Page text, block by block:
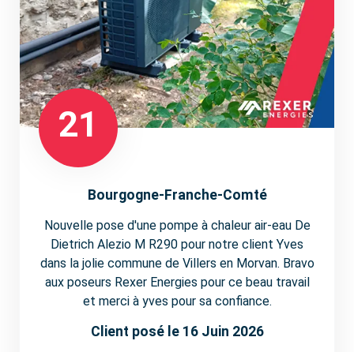
21
Bourgogne-Franche-Comté
Nouvelle pose d'une pompe à chaleur air-eau De
Dietrich Alezio M R290 pour notre client Yves
dans la jolie commune de Villers en Morvan. Bravo
aux poseurs Rexer Energies pour ce beau travail
et merci à yves pour sa confiance.
Client posé le 16 Juin 2026